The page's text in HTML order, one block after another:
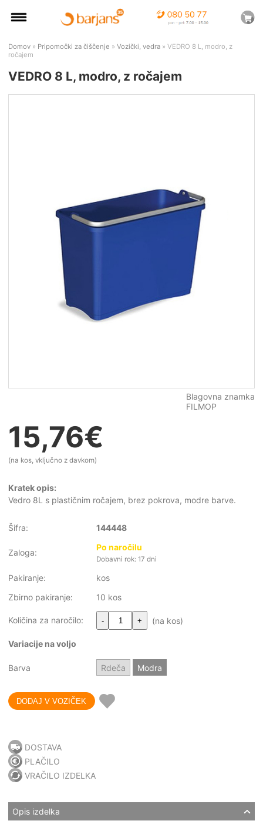
Domov » Pripomočki za čiščenje » Vozički, vedra » VEDRO 8 L, modro, z
ročajem
VEDRO 8 L, modro, z ročajem
Blagovna znamka
FILMOP
15,76€
(na kos, vključno z davkom)
Kratek opis:
Vedro 8L s plastičnim ročajem, brez pokrova, modre barve.
Šifra: 144448
Zaloga:
Po naročilu
Dobavni rok: 17 dni
Pakiranje:
kos
Zbirno pakiranje:
10 kos
Količina za naročilo: - + (na kos)
Variacije na voljo
Barva Rdeča Modra
DOSTAVA
PLAČILO
VRAČILO IZDELKA
Opis izdelka